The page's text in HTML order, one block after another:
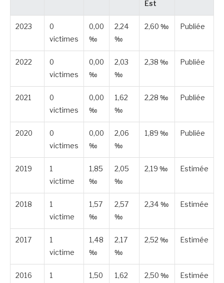
Est
2023
0
victimes
0,00
‰
2,24
‰
2,60 ‰ Publiée
2022
0
victimes
0,00
‰
2,03
‰
2,38 ‰ Publiée
2021
0
victimes
0,00
‰
1,62
‰
2,28 ‰ Publiée
2020
0
victimes
0,00
‰
2,06
‰
1,89 ‰ Publiée
2019
1
victime
1,85
‰
2,05
‰
2,19 ‰ Estimée
2018
1
victime
1,57
‰
2,57
‰
2,34 ‰ Estimée
2017
1
victime
1,48
‰
2,17
‰
2,52 ‰ Estimée
2016
1
1,50
1,62
2,50 ‰ Estimée